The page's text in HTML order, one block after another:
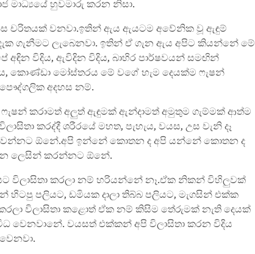
මාධ්‍යයේ හුවමාරු කරන නිසා.
චරිතයක් වනවා.ඉතින් ඇය ඇයටම අවේනික වූ ඇඳුම්
ගැනීමට ලැබෙනවා. ඉතින් ඒ ගැන ඇය අපිට කියන්නේ මේ
අඳින විදිය, ඇවිදින විදිය, බාහිර පාර්ෂවයන් සමඟින්
කොණ්ඩා මෝස්තරය මේ වගේ හැම දෙයක්ම ෆැෂන්
අදහස නම්.
කරාමත් අලුත් ඇඳුමක් ඇන්දාමත් අමුතුම ගැම්මක් ආත්ම
කරද්දී ශරීරයේ මහත, පැහැය, වයස, උස වැනි දෑ
ඕනේ.අපි ඉන්නේ කොතන ද අපි යන්නේ කොතන ද
ලෙසින් කරන්නට ඕනේ.
විලාසිතා කරලා නම් හරියන්නේ නෑ.ඒක නිකන් විහිලුවක්
පලියට, ඩමියක දාලා තිබ්බ පලියට, මැගසින් එක්ක
විලාසිතා කළොත් ඒක නම් කිසිම තේරුමක් නැති දෙයක්
වෙනවානේ. වයසත් එක්කන් අපි විලාසිතා කරන විදිය